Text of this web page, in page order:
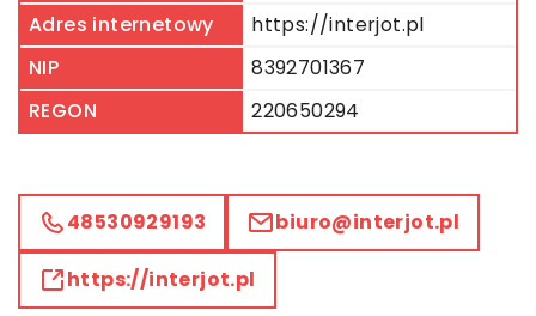
Adres internetowy
https://interjot.pl
NIP
8392701367
REGON
220650294
48530929193 biuro@interjot.pl
https://interjot.pl